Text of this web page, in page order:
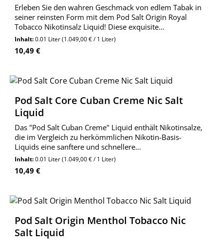
Erleben Sie den wahren Geschmack von edlem Tabak in
seiner reinsten Form mit dem Pod Salt Origin Royal
Tobacco Nikotinsalz Liquid! Diese exquisite
Komposition vereint den unverwechselbaren Charakter
von gereiftem Tabak mit einem Hauch von Karamell.
Inhalt:0.01 Liter(1.049,00 € / 1 Liter)
Regulärer Preis:
10,49 €
Pod Salt Core Cuban Creme Nic Salt
Liquid
Das "Pod Salt Cuban Creme" Liquid enthält Nikotinsalze,
die im Vergleich zu herkömmlichen Nikotin-Basis-
Liquids eine sanftere und schnellere
Nikotinbefriedigung bieten. Dadurch eignet sich dieses
Liquid besonders gut für ehemalige Raucher und
Menschen, di
Inhalt:0.01 Liter(1.049,00 € / 1 Liter)
Regulärer Preis:
10,49 €
Pod Salt Origin Menthol Tobacco Nic
Salt Liquid